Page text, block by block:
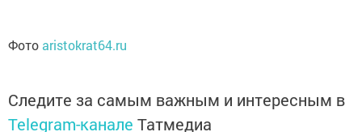
Фотоaristokrat64.ru
Следите за самым важным и интересным в
Telegram-канале Татмедиа